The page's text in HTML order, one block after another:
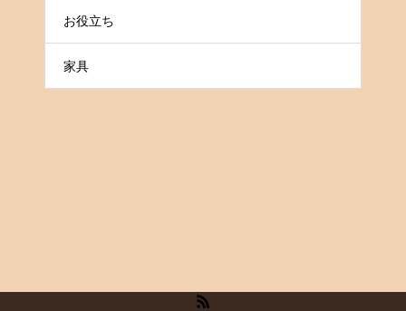
お役立ち
家具